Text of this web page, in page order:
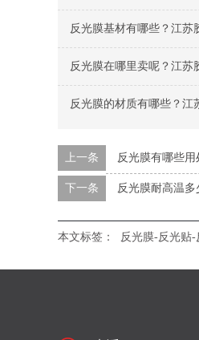
反光膜基材有哪些？江
反光膜在哪里卖呢？江苏
反光膜的材质有哪些？江
上一条 反光膜有哪些用
下一条 反光膜耐高温多
本文标签： 反光膜-反光贴-